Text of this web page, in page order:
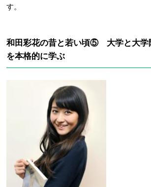
す。
和田彩花の昔と若い頃⑤ 大学と大学
を本格的に学ぶ